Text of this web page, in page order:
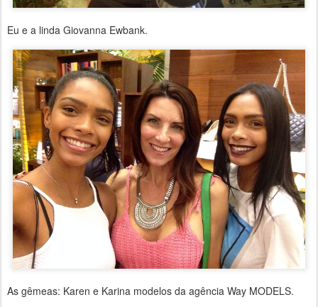
Eu e a linda Giovanna Ewbank.
As gêmeas: Karen e Karina modelos da agência Way MODELS.